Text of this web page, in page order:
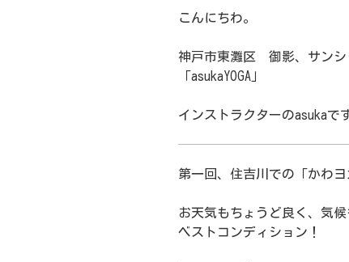
こんにちわ。
神戸市東灘区 御影、サンシ
「asukaYOGA」
インストラクターのasukaで
第一回、住吉川での「かわ
お天気もちょうど良く、気
ベストコンディション！